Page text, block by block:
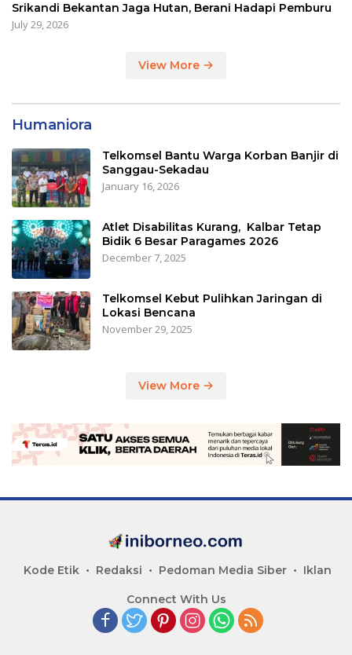
Srikandi Bekantan Jaga Hutan, Berani Hadapi Pemburu
July 29, 2026
View More
Humaniora
Telkomsel Bantu Warga Korban Banjir di
Sanggau-Sekadau
January 16, 2026
Atlet Disabilitas Kurang, Kalbar Tetap
Bidik 6 Besar Paragames 2026
December 7, 2025
Telkomsel Kebut Pulihkan Jaringan di
Lokasi Bencana
November 29, 2025
View More
Kode Etik Redaksi Pedoman Media Siber Iklan
Connect With Us